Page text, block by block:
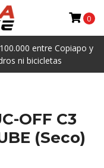
entre Copiapo y
ni bicicletas
0
OFF C3
(Seco)